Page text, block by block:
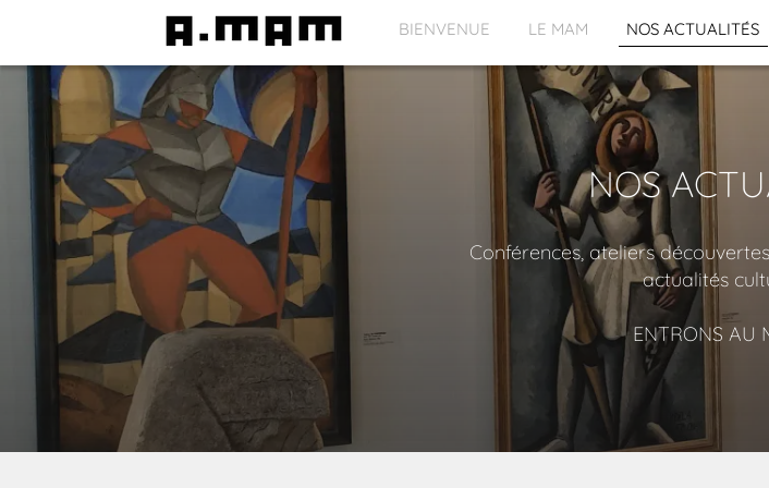
BIENVENUE LE MAM NOS ACTUALITÉS
NOS
Conférences, ateliers
actualités
ENTRONS AU